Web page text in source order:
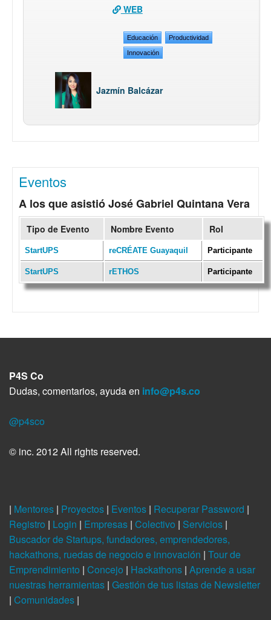
WEB
Educación Productividad
Innovación
Jazmín Balcázar
Eventos
A los que asistió José Gabriel Quintana Vera
Tipo de Evento Nombre Evento Rol
StartUPS reCRÉATE Guayaquil Participante
StartUPS rETHOS Participante
P4S Co
Dudas, comentarios, ayuda en info@p4s.co
@p4sco
© inc. 2012 All rights reserved.
| Mentores | Proyectos | Eventos | Recuperar Password |
Registro | Login | Empresas | Colectivo | Servicios |
Buscador de Startups, fundadores, emprendedores,
hackathons, ruedas de negocio e innovación | Tour de
Emprendimiento | Concejo | Hackathons | Aprende a usar
nuestras herramientas | Gestión de tus listas de Newsletter
| Comunidades |